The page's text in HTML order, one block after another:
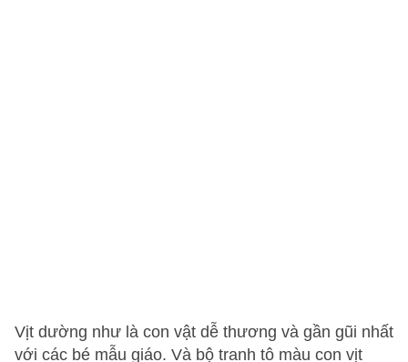
Vịt dường như là con vật dễ thương và gần gũi nhất
với các bé mẫu giáo. Và bộ tranh tô màu con vịt